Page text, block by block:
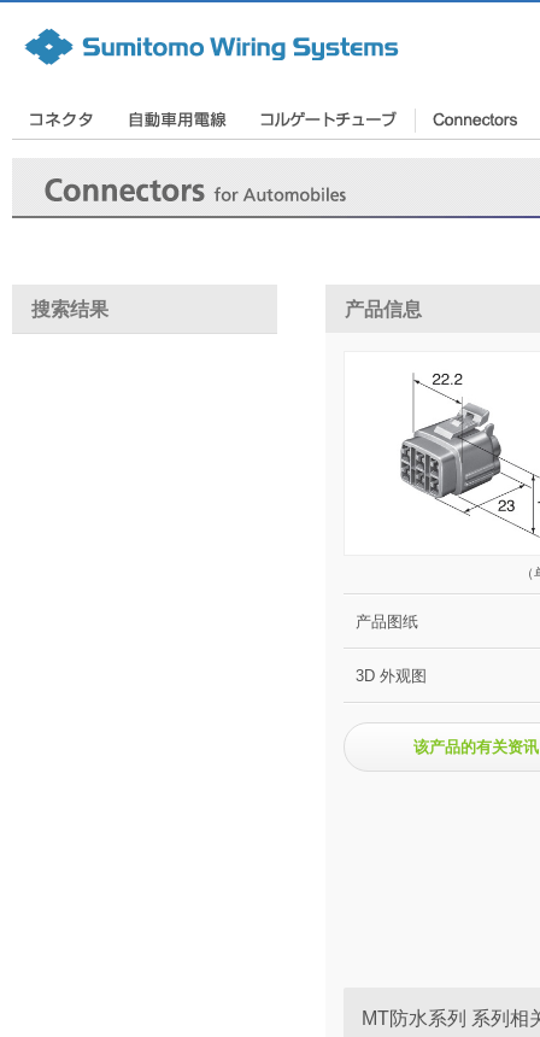
产品信息
产品图纸
3D 外观图
该产品的有关资讯
MT防水系列 系列相
搜索结果